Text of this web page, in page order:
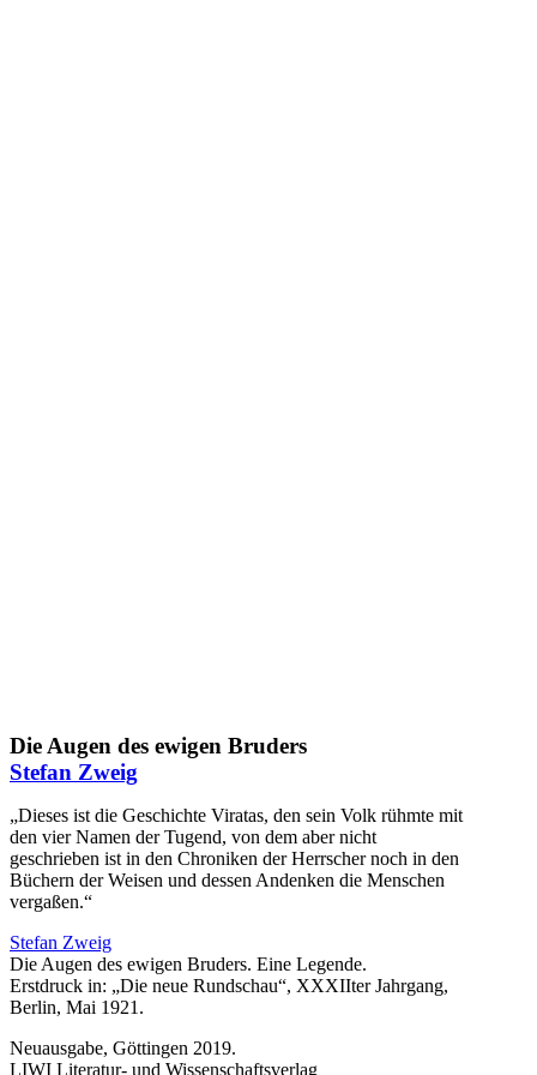
Die Augen des ewigen Bruders
Stefan Zweig
„Dieses ist die Geschichte Viratas, den sein Volk rühmte mit
den vier Namen der Tugend, von dem aber nicht
geschrieben ist in den Chroniken der Herrscher noch in den
Büchern der Weisen und dessen Andenken die Menschen
vergaßen.“
Stefan Zweig
Die Augen des ewigen Bruders. Eine Legende.
Erstdruck in: „Die neue Rundschau“, XXXIIter Jahrgang,
Berlin, Mai 1921.
Neuausgabe, Göttingen 2019.
LIWI Literatur- und Wissenschaftsverlag